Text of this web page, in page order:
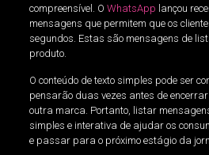
compreensível. O WhatsApp lançou
mensagens que permitem que os
segundos. Estas são mensagens de
produto.
O conteúdo de texto simples pode ser
pensarão duas vezes antes de
outra marca. Portanto, listar
simples e interativa de ajudar os
e passar para o próximo estágio da